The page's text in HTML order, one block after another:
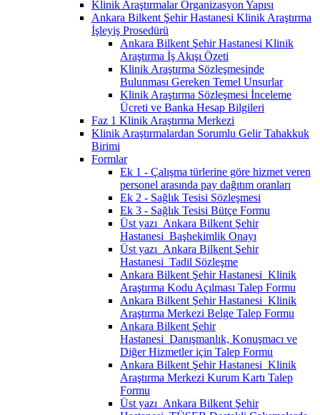
Klinik Araştırmalar Organizasyon Yapısı
Ankara Bilkent Şehir Hastanesi Klinik Araştırma
İşleyiş Prosedürü
Ankara Bilkent Şehir Hastanesi Klinik
Araştırma İş Akışı Özeti
Klinik Araştırma Sözleşmesinde
Bulunması Gereken Temel Unsurlar
Klinik Araştırma Sözleşmesi İnceleme
Ücreti ve Banka Hesap Bilgileri
Faz 1 Klinik Araştırma Merkezi
Klinik Araştırmalardan Sorumlu Gelir Tahakkuk
Birimi
Formlar
Ek 1 - Çalışma türlerine göre hizmet veren
personel arasında pay dağıtım oranları
Ek 2 - Sağlık Tesisi Sözleşmesi
Ek 3 - Sağlık Tesisi Bütçe Formu
Üst yazı_Ankara Bilkent Şehir
Hastanesi_Başhekimlik Onayı
Üst yazı_Ankara Bilkent Şehir
Hastanesi_Tadil Sözleşme
Ankara Bilkent Şehir Hastanesi_Klinik
Araştırma Kodu Açılması Talep Formu
Ankara Bilkent Şehir Hastanesi_Klinik
Araştırma Merkezi Belge Talep Formu
Ankara Bilkent Şehir
Hastanesi_Danışmanlık, Konuşmacı ve
Diğer Hizmetler için Talep Formu
Ankara Bilkent Şehir Hastanesi_Klinik
Araştırma Merkezi Kurum Kartı Talep
Formu
Üst yazı_Ankara Bilkent Şehir